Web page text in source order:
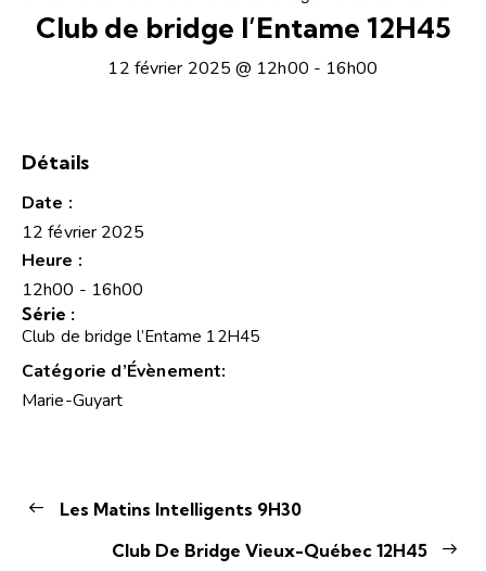
Club de bridge l’Entame 12H45
12 février 2025 @ 12h00 - 16h00
Détails
Date :
12 février 2025
Heure :
12h00 - 16h00
Série :
Club de bridge l’Entame 12H45
Catégorie d’Évènement:
Marie-Guyart
Les Matins Intelligents 9H30
Club De Bridge Vieux-Québec 12H45